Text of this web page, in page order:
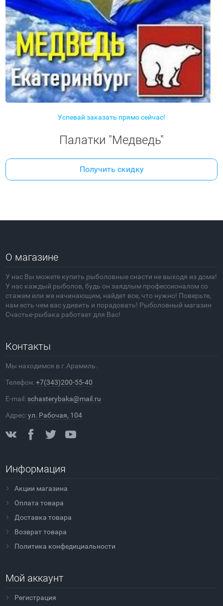
Успевай заказать прямо сейчас!
Палатки "Медведь"
Получить скидку
О магазине
У нас Вы можете купить рыболовные снасти не выходя из дома!
У нас каждый рыболов, будь он заядлым профессионалом со
стажем или же начинающим, найдет все, что нужно! Поверьте,
нам есть чем вас удивить и порадовать! Рыболовный магазин
Счастье-рыбака работает для Вас!
Контакты
Мы находимся в г.Арамиль.
Телефон:+7(343)200-55-40
E-mail: schasterybaka@mail.ru
Адрес:ул. Рабочая, 104
Информация
Акции магазина
Оплата товара
Доставка товара
Возврат товара
Политика конфедициальности
Мой аккаунт
Регистрация